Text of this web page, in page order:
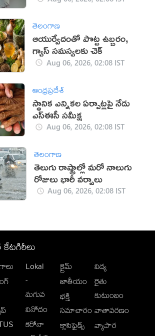
తెలంగాణ
ఆయుర్వేదంతో పొట్ట ఉబ్బరం,
గ్యాస్ సమస్యలకు చెక్
Aug 06, 2026, 02:08 IST
ఆంధ్రప్రదేశ్
స్థానిక ఎన్నికల ఏర్పాట్లపై నేడు
ఎస్ఈసీ సమీక్ష
Aug 06, 2026, 02:08 IST
తెలంగాణ
తెలుగు రాష్ట్రాల్లో మరో నాలుగు
రోజులు భారీ వర్షాలు
Aug 06, 2026, 02:08 IST
Lokal
-
మగువ
వినోదం
కరోనా
క్రైమ్
జాతీయం
భక్తి
సమాచారం
క్లాసిఫైడ్స్
విద్య
రైతు
కుటుంబం
వాతావరణం
వ్యాపార